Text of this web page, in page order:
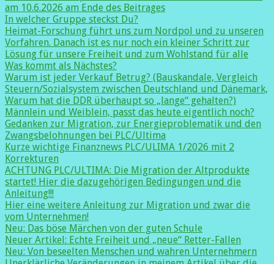
am 10.6.2026 am Ende des Beitrages
In welcher Gruppe steckst Du?
Heimat-Forschung führt uns zum Nordpol und zu unseren
Vorfahren. Danach ist es nur noch ein kleiner Schritt zur
Lösung für unsere Freiheit und zum Wohlstand für alle
Was kommt als Nächstes?
Warum ist jeder Verkauf Betrug? (Bauskandale, Vergleich
Steuern/Sozialsystem zwischen Deutschland und Dänemark,
Warum hat die DDR überhaupt so „lange“ gehalten?)
Männlein und Weiblein, passt das heute eigentlich noch?
Gedanken zur Migration, zur Energieproblematik und den
Zwangsbelohnungen bei PLC/Ultima
Kurze wichtige Finanznews PLC/ULIMA 1/2026 mit 2
Korrekturen
ACHTUNG PLC/ULTIMA: Die Migration der Altprodukte
startet! Hier die dazugehörigen Bedingungen und die
Anleitung!!!
Hier eine weitere Anleitung zur Migration und zwar die
vom Unternehmen!
Neu: Das böse Märchen von der guten Schule
Neuer Artikel: Echte Freiheit und „neue“ Retter-Fallen
Neu: Von beseelten Menschen und wahren Unternehmern